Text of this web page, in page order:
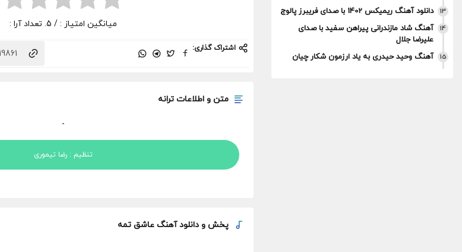
13 دانلود آهنگ ریمیکس 1402 با صدای فریبرز پالوج
14
آهنگ شاد مازندرانی پیراهن سفید با صدای
علیرضا جلال
15 آهنگ وحید حیدری به یاد ارزمون شکار چیان
میانگین امتیاز :/ 5. تعداد آرا :
اشتراک گذاری:
متن و اطلاعات ترانه
-
تنظیم : رضا تیموری
پخش و دانلود آهنگ عاشق تمه